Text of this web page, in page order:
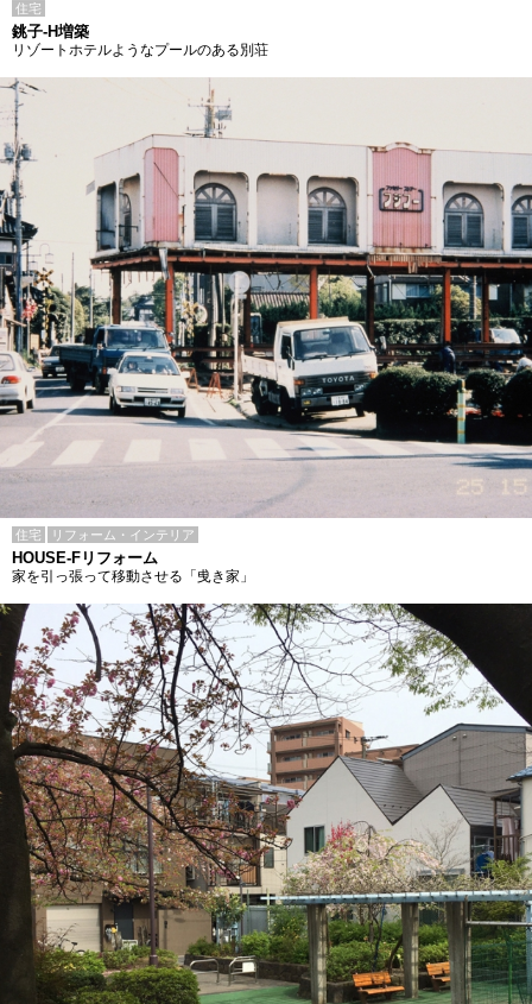
住宅
銚子-H増築
リゾートホテルようなプールのある別荘
住宅 リフォーム・インテリア
HOUSE-Fリフォーム
家を引っ張って移動させる「曵き家」